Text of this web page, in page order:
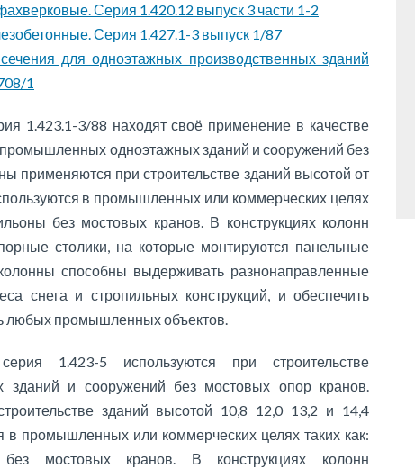
Серия 1.420.12 выпуск 3 части 1-2
Серия 1.427.1-3 выпуск 1/87
для одноэтажных производственных зданий
1
1.423.1-3/88 находят своё применение в качестве
промышленных одноэтажных зданий и сооружений без
применяются при строительстве зданий высотой от
в промышленных или коммерческих целях
без мостовых кранов. В конструкциях колонн
столики, на которые монтируются панельные
способны выдерживать разнонаправленные
снега и стропильных конструкций, и обеспечить
любых промышленных объектов.
1.423-5 используются при строительстве
зданий и сооружений без мостовых опор кранов.
зданий высотой 10,8 12,0 13,2 и 14,4
в промышленных или коммерческих целях таких как:
мостовых кранов. В конструкциях колонн